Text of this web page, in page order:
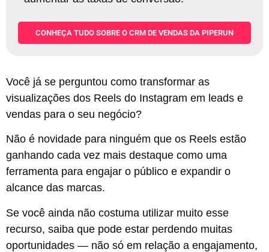
CONHEÇA TUDO SOBRE O CRM DE VENDAS DA PIPERUN
Você já se perguntou como transformar as
visualizações dos Reels do Instagram em leads e
vendas para o seu negócio?
Não é novidade para ninguém que os Reels estão
ganhando cada vez mais destaque como uma
ferramenta para engajar o público e expandir o
alcance das marcas.
Se você ainda não costuma utilizar muito esse
recurso, saiba que pode estar perdendo muitas
oportunidades — não só em relação a engajamento,